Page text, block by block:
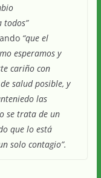
todos”
“que el
esperamos y
cariño con
salud posible, y
las
se trata de un
que lo está
solo contagio”.